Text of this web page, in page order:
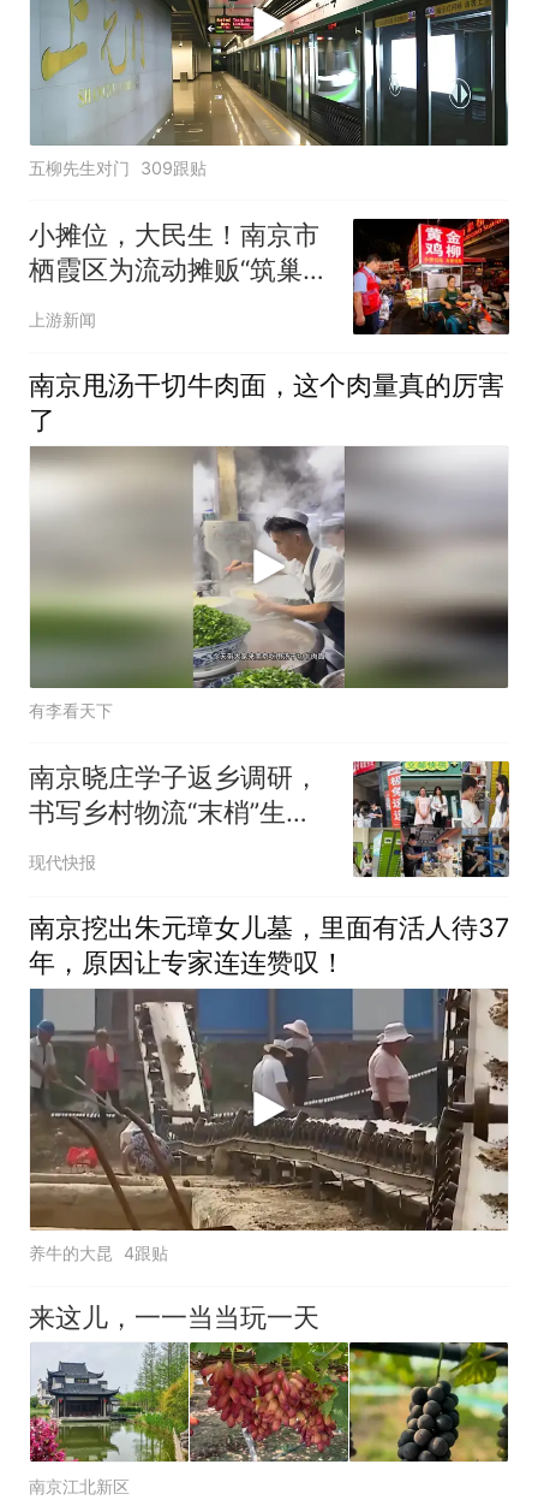
五柳先生对门 309跟贴
小摊位，大民生！南京市
栖霞区为流动摊贩“筑巢安
家”
上游新闻
南京甩汤干切牛肉面，这个肉量真的厉害
了
有李看天下
南京晓庄学子返乡调研，
书写乡村物流“末梢”生存
实录
现代快报
南京挖出朱元璋女儿墓，里面有活人待37
年，原因让专家连连赞叹！
养牛的大昆 4跟贴
来这儿，一一当当玩一天
南京江北新区